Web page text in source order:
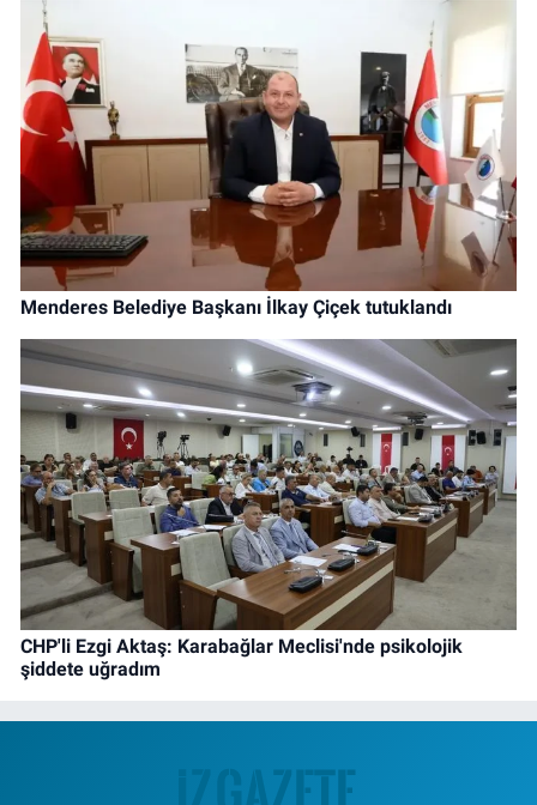
Menderes Belediye Başkanı İlkay Çiçek tutuklandı
CHP'li Ezgi Aktaş: Karabağlar Meclisi'nde psikolojik
şiddete uğradım